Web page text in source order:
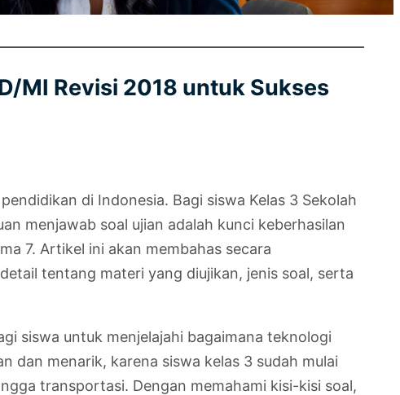
MI Revisi 2018 untuk Sukses
di Indonesia. Bagi siswa Kelas 3 Sekolah
menjawab soal ujian adalah kunci keberhasilan
7. Artikel ini akan membahas secara
tentang materi yang diujikan, jenis soal, serta
siswa untuk menjelajahi bagaimana teknologi
dan menarik, karena siswa kelas 3 sudah mulai
transportasi. Dengan memahami kisi-kisi soal,